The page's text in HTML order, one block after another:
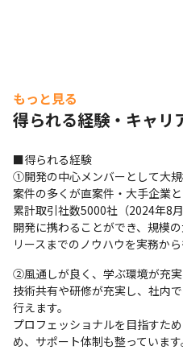
もっと見る
得られる経験・キャリ
■得られる経験
①開発の中心メンバーとして大
案件の多くが直案件・大手企業と
累計取引社数5000社（2024年8
開発に携わることができ、規模
リースまでのノウハウを実務から
②風通しが良く、学ぶ環境が充
技術共有や研修が充実し、社内
行えます。
プロフェッショナルを目指すた
め、サポート体制も整っています